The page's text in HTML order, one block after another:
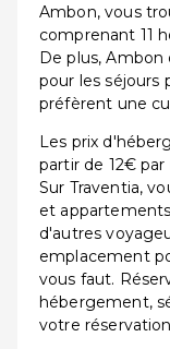
Ambon, vous
comprenant 11
De plus, Ambon
pour les séjours
préfèrent une
Les prix
partir de 12€
Sur Traventia,
et
d'autres
emplacement
vous faut.
hébergement,
votre